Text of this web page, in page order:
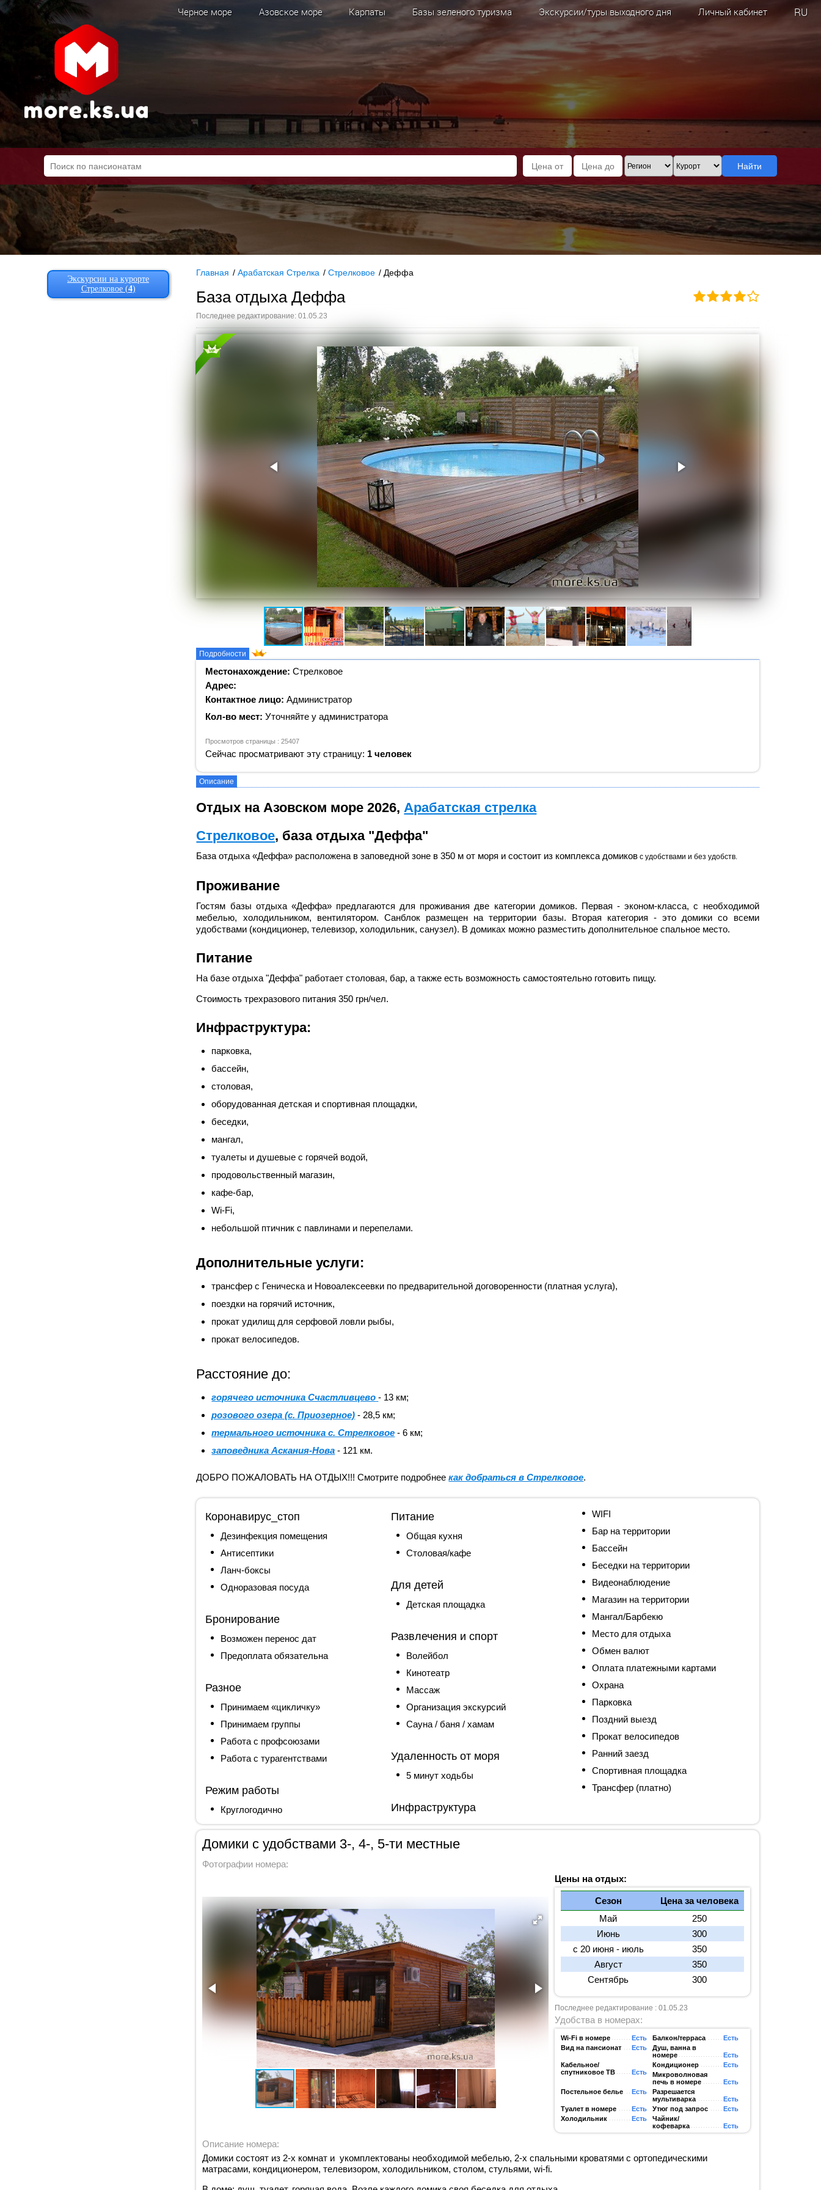
Черное море Азовское море Карпаты Базы зеленого туризма Экскурсии/туры выходного дня Личный кабинет RU
Найти
Главная /Арабатская Стрелка /Стрелковое / Деффа
База отдыха Деффа
Последнее редактирование: 01.05.23
Подробности
Местонахождение: Стрелковое
Адрес:
Контактное лицо: Администратор
Кол-во мест: Уточняйте у администратора
Просмотров страницы : 25407
Сейчас просматривают эту страницу: 1 человек
Описание
Отдых на Азовском море 2026,Арабатская стрелка
Стрелковое, база отдыха "Деффа"
База отдыха «Деффа» расположена в заповедной зоне в 350 м от моря и состоит из комплекса домиков с удобствами и без удобств.
Проживание
Гостям базы отдыха «Деффа» предлагаются для проживания две категории домиков. Первая - эконом-класса, с необходимой
мебелью, холодильником, вентилятором. Санблок размещен на территории базы. Вторая категория - это домики со всеми
удобствами (кондиционер, телевизор, холодильник, санузел). В домиках можно разместить дополнительное спальное место.
Питание
На базе отдыха "Деффа" работает столовая, бар, а также есть возможность самостоятельно готовить пищу.
Стоимость трехразового питания 350 грн/чел.
Инфраструктура:
парковка,
бассейн,
столовая,
оборудованная детская и спортивная площадки,
беседки,
мангал,
туалеты и душевые с горячей водой,
продовольственный магазин,
кафе-бар,
Wi-Fi,
небольшой птичник с павлинами и перепелами.
Дополнительные услуги:
трансфер с Геническа и Новоалексеевки по предварительной договоренности (платная услуга),
поездки на горячий источник,
прокат удилищ для серфовой ловли рыбы,
прокат велосипедов.
Расстояние до:
горячего источника Счастливцево - 13 км;
розового озера (с. Приозерное) - 28,5 км;
термального источника с. Стрелковое - 6 км;
заповедника Аскания-Нова - 121 км.
ДОБРО ПОЖАЛОВАТЬ НА ОТДЫХ!!! Смотрите подробнеекак добраться в Стрелковое.
Коронавирус_стоп
Дезинфекция помещения
Антисептики
Ланч-боксы
Одноразовая посуда
Бронирование
Возможен перенос дат
Предоплата обязательна
Разное
Принимаем «цикличку»
Принимаем группы
Работа с профсоюзами
Работа с турагентствами
Режим работы
Круглогодично
Питание
Общая кухня
Столовая/кафе
Для детей
Детская площадка
Развлечения и спорт
Волейбол
Кинотеатр
Массаж
Организация экскурсий
Сауна / баня / хамам
Удаленность от моря
5 минут ходьбы
Инфраструктура
WIFI
Бар на территории
Бассейн
Беседки на территории
Видеонаблюдение
Магазин на территории
Мангал/Барбекю
Место для отдыха
Обмен валют
Оплата платежными картами
Охрана
Парковка
Поздний выезд
Прокат велосипедов
Ранний заезд
Спортивная площадка
Трансфер (платно)
Домики с удобствами 3-, 4-, 5-ти местные
Фотографии номера:
Цены на отдых:
Сезон
Цена за человека
Май
250
Июнь
300
с 20 июня - июль
350
Август
350
Сентябрь
300
Последнее редактирование : 01.05.23
Удобства в номерах:
Wi-Fi в номере Есть Балкон/терраса
Есть
Вид на пансионат
Есть
Душ, ванна в
номере
Есть
Кабельное/
спутниковое ТВ
Есть
Кондиционер
Есть
Микроволновая
печь в номере
Есть
Постельное белье
Есть
Разрешается
мультиварка
Есть
Туалет в номере
Есть Утюг под запрос
Есть
Холодильник
Есть
Чайник/
кофеварка
Есть
Описание номера:
Домики состоят из 2-х комнат и укомплектованы необходимой мебелью, 2-х спальными кроватями с ортопедическими
матрасами, кондиционером, телевизором, холодильником, столом, стульями, wi-fi.
Экскурсии на курорте
Стрелковое (4)